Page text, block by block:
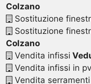
Colzano
Sostituzione
Sostituzione
Colzano
Vendita infissi
Vendita infissi in
Vendita serramenti